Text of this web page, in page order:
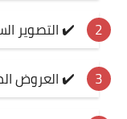
✔️ التصوير
✔️ العروض